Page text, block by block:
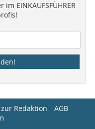
EINKAUFSFÜHRER
Redaktion
AGB